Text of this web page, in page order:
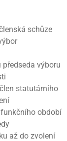
schůze
výboru
statutárního
období
až do zvolení